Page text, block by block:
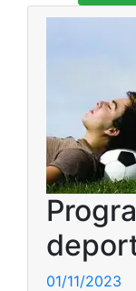
01/11/2023